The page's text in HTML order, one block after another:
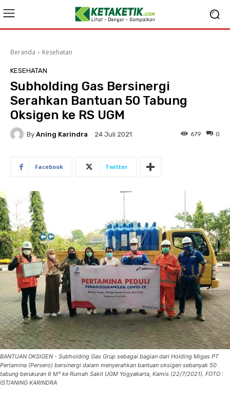
Beranda Kesehatan
KESEHATAN
Subholding Gas Bersinergi
Serahkan Bantuan 50 Tabung
Oksigen ke RS UGM
By Aning Karindra 24 Juli 2021 0
679
Facebook Twitter
BANTUAN OKSIGEN - Subholding Gas Grup sebagai bagian dari Holding Migas PT
Pertamina (Persero) bersinergi dalam menyerahkan bantuan oksigen sebanyak 50
tabung berukuran 6 M³ ke Rumah Sakit UGM Yogyakarta, Kamis (22/7/2021). FOTO :
IST/ANING KARINDRA